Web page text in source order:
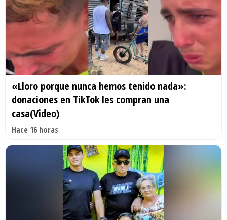
«Lloro porque nunca hemos tenido nada»:
donaciones en TikTok les compran una
casa(Video)
Hace 16 horas